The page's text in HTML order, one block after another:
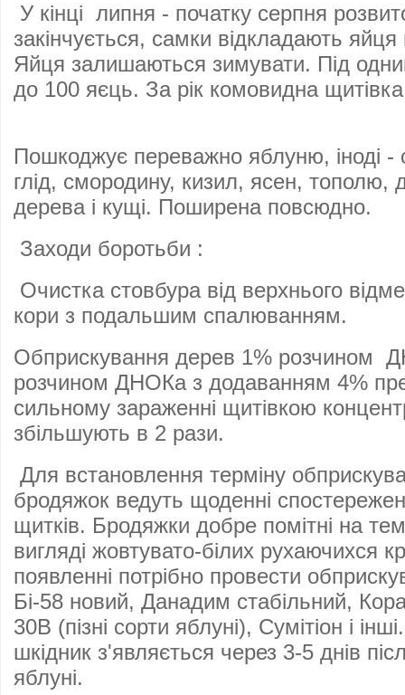
У кінці липня - початку серпня
закінчується, самки відкладають яйця
Яйця залишаються зимувати. Під
до 100 яєць. За рік комовидна
Пошкоджує переважно яблуню, іноді -
глід, смородину, кизил, ясен, тополю,
дерева і кущі. Поширена повсюдно.
Заходи боротьби :
Очистка стовбура від верхнього
кори з подальшим спалюванням.
Обприскування дерев 1% розчином
розчином ДНОКа з додаванням 4%
сильному зараженні щитівкою
збільшують в 2 рази.
Для встановлення терміну
бродяжок ведуть щоденні
щитків. Бродяжки добре помітні на
вигляді жовтувато-білих рухаючихся
появленні потрібно провести
Бі-58 новий, Данадим стабільний,
30В (пізні сорти яблуні), Сумітіон і
шкідник з'являється через 3-5 днів
яблуні.